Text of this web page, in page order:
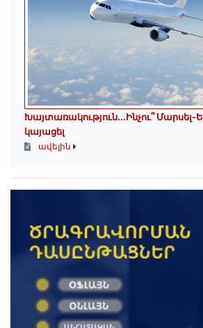
Խայտառակություն․․․Ինչու՞ Մարսել-
կայացել
ավելին